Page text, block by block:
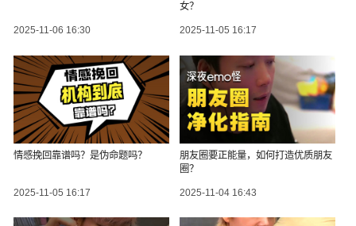
2025-11-06 16:30
女？
2025-11-05 16:17
情感挽回靠谱吗？是伪命题吗？
2025-11-05 16:17
朋友圈要正能量，如何打造优质朋友
圈？
2025-11-04 16:43